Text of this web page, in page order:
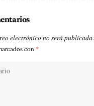
electrónico no será publicada.
con *